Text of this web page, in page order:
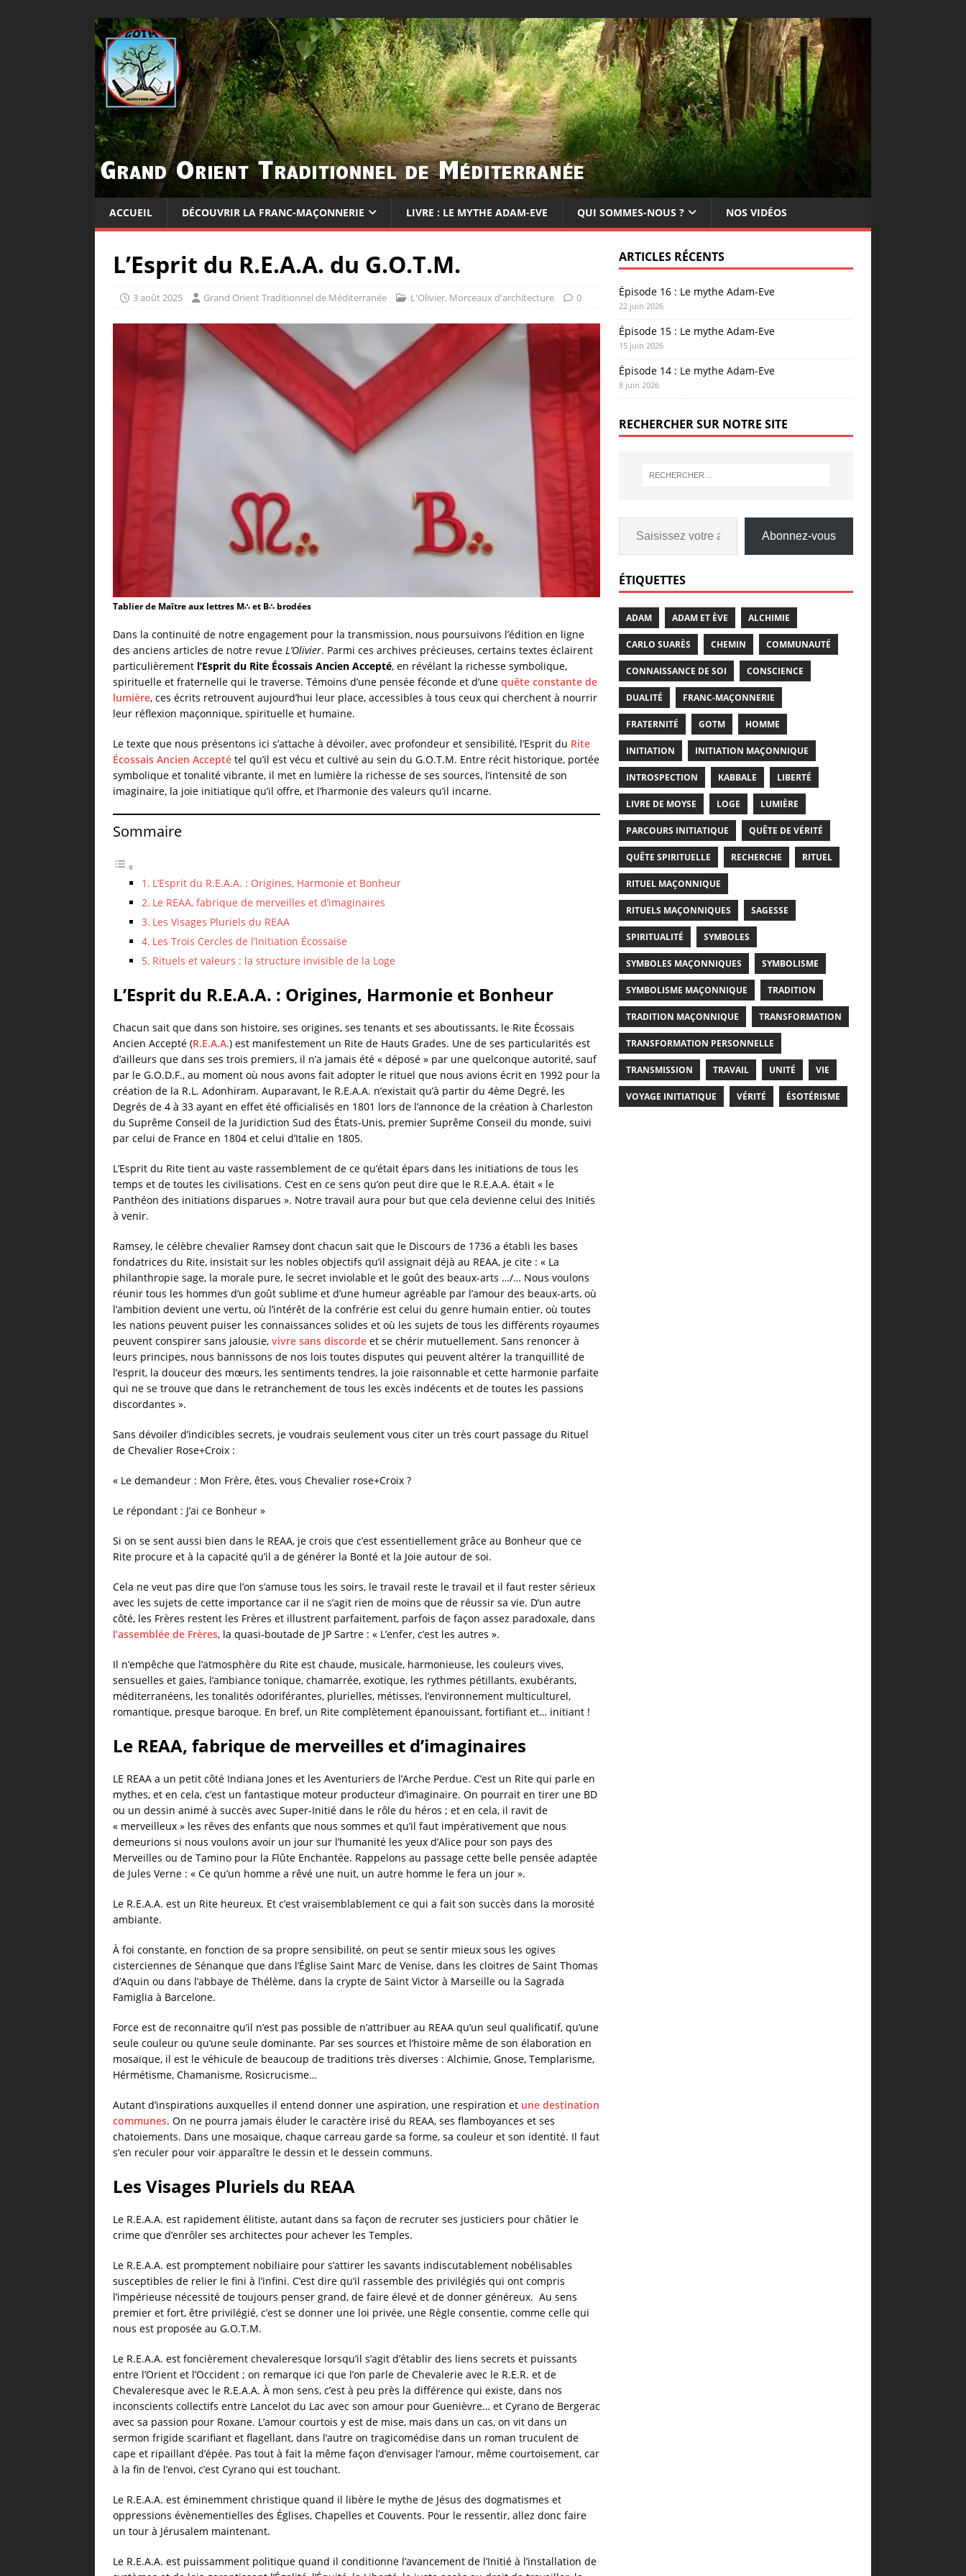
ACCUEIL DÉCOUVRIR LA FRANC-MAÇONNERIE LIVRE : LE MYTHE ADAM-EVE QUI SOMMES-NOUS ? NOS VIDÉOS
L’Esprit du R.E.A.A. du G.O.T.M.
3 août 2025 Grand Orient Traditionnel de Méditerranée L'Olivier, Morceaux d'architecture 0
Tablier de Maître aux lettres M∴ et B∴ brodées
Dans la continuité de notre engagement pour la transmission, nous poursuivons l’édition en ligne
des anciens articles de notre revue L’Olivier. Parmi ces archives précieuses, certains textes éclairent
particulièrement l’Esprit du Rite Écossais Ancien Accepté, en révélant la richesse symbolique,
spirituelle et fraternelle qui le traverse. Témoins d’une pensée féconde et d’une quête constante de
lumière, ces écrits retrouvent aujourd’hui leur place, accessibles à tous ceux qui cherchent à nourrir
leur réflexion maçonnique, spirituelle et humaine.
Le texte que nous présentons ici s’attache à dévoiler, avec profondeur et sensibilité, l’Esprit du Rite
Écossais Ancien Accepté tel qu’il est vécu et cultivé au sein du G.O.T.M. Entre récit historique, portée
symbolique et tonalité vibrante, il met en lumière la richesse de ses sources, l’intensité de son
imaginaire, la joie initiatique qu’il offre, et l’harmonie des valeurs qu’il incarne.
Sommaire
L’Esprit du R.E.A.A. : Origines, Harmonie et Bonheur
Le REAA, fabrique de merveilles et d’imaginaires
Les Visages Pluriels du REAA
Les Trois Cercles de l’Initiation Écossaise
Rituels et valeurs : la structure invisible de la Loge
L’Esprit du R.E.A.A. : Origines, Harmonie et Bonheur
Chacun sait que dans son histoire, ses origines, ses tenants et ses aboutissants, le Rite Écossais
Ancien Accepté (R.E.A.A.) est manifestement un Rite de Hauts Grades. Une de ses particularités est
d’ailleurs que dans ses trois premiers, il n’a jamais été « déposé » par une quelconque autorité, sauf
par le G.O.D.F., au moment où nous avons fait adopter le rituel que nous avions écrit en 1992 pour la
création de la R.L. Adonhiram. Auparavant, le R.E.A.A. n’existait qu’à partir du 4ème Degré, les
Degrés de 4 à 33 ayant en effet été officialisés en 1801 lors de l’annonce de la création à Charleston
du Suprême Conseil de la Juridiction Sud des États-Unis, premier Suprême Conseil du monde, suivi
par celui de France en 1804 et celui d’Italie en 1805.
L’Esprit du Rite tient au vaste rassemblement de ce qu’était épars dans les initiations de tous les
temps et de toutes les civilisations. C’est en ce sens qu’on peut dire que le R.E.A.A. était « le
Panthéon des initiations disparues ». Notre travail aura pour but que cela devienne celui des Initiés
à venir.
Ramsey, le célèbre chevalier Ramsey dont chacun sait que le Discours de 1736 a établi les bases
fondatrices du Rite, insistait sur les nobles objectifs qu’il assignait déjà au REAA, je cite : « La
philanthropie sage, la morale pure, le secret inviolable et le goût des beaux-arts …/… Nous voulons
réunir tous les hommes d’un goût sublime et d’une humeur agréable par l’amour des beaux-arts, où
l’ambition devient une vertu, où l’intérêt de la confrérie est celui du genre humain entier, où toutes
les nations peuvent puiser les connaissances solides et où les sujets de tous les différents royaumes
peuvent conspirer sans jalousie, vivre sans discorde et se chérir mutuellement. Sans renoncer à
leurs principes, nous bannissons de nos lois toutes disputes qui peuvent altérer la tranquillité de
l’esprit, la douceur des mœurs, les sentiments tendres, la joie raisonnable et cette harmonie parfaite
qui ne se trouve que dans le retranchement de tous les excès indécents et de toutes les passions
discordantes ».
Sans dévoiler d’indicibles secrets, je voudrais seulement vous citer un très court passage du Rituel
de Chevalier Rose+Croix :
« Le demandeur : Mon Frère, êtes, vous Chevalier rose+Croix ?
Le répondant : J’ai ce Bonheur »
Si on se sent aussi bien dans le REAA, je crois que c’est essentiellement grâce au Bonheur que ce
Rite procure et à la capacité qu’il a de générer la Bonté et la Joie autour de soi.
Cela ne veut pas dire que l’on s’amuse tous les soirs, le travail reste le travail et il faut rester sérieux
avec les sujets de cette importance car il ne s’agit rien de moins que de réussir sa vie. D’un autre
côté, les Frères restent les Frères et illustrent parfaitement, parfois de façon assez paradoxale, dans
l’assemblée de Frères, la quasi-boutade de JP Sartre : « L’enfer, c’est les autres ».
Il n’empêche que l’atmosphère du Rite est chaude, musicale, harmonieuse, les couleurs vives,
sensuelles et gaies, l’ambiance tonique, chamarrée, exotique, les rythmes pétillants, exubérants,
méditerranéens, les tonalités odoriférantes, plurielles, métisses, l’environnement multiculturel,
romantique, presque baroque. En bref, un Rite complètement épanouissant, fortifiant et… initiant !
Le REAA, fabrique de merveilles et d’imaginaires
LE REAA a un petit côté Indiana Jones et les Aventuriers de l’Arche Perdue. C’est un Rite qui parle en
mythes, et en cela, c’est un fantastique moteur producteur d’imaginaire. On pourrait en tirer une BD
ou un dessin animé à succès avec Super-Initié dans le rôle du héros ; et en cela, il ravit de
« merveilleux » les rêves des enfants que nous sommes et qu’il faut impérativement que nous
demeurions si nous voulons avoir un jour sur l’humanité les yeux d’Alice pour son pays des
Merveilles ou de Tamino pour la Flûte Enchantée. Rappelons au passage cette belle pensée adaptée
de Jules Verne : « Ce qu’un homme a rêvé une nuit, un autre homme le fera un jour ».
Le R.E.A.A. est un Rite heureux. Et c’est vraisemblablement ce qui a fait son succès dans la morosité
ambiante.
À foi constante, en fonction de sa propre sensibilité, on peut se sentir mieux sous les ogives
cisterciennes de Sénanque que dans l’Église Saint Marc de Venise, dans les cloitres de Saint Thomas
d’Aquin ou dans l’abbaye de Thélème, dans la crypte de Saint Victor à Marseille ou la Sagrada
Famiglia à Barcelone.
Force est de reconnaitre qu’il n’est pas possible de n’attribuer au REAA qu’un seul qualificatif, qu’une
seule couleur ou qu’une seule dominante. Par ses sources et l’histoire même de son élaboration en
mosaïque, il est le véhicule de beaucoup de traditions très diverses : Alchimie, Gnose, Templarisme,
Hérmétisme, Chamanisme, Rosicrucisme…
Autant d’inspirations auxquelles il entend donner une aspiration, une respiration et une destination
communes. On ne pourra jamais éluder le caractère irisé du REAA, ses flamboyances et ses
chatoiements. Dans une mosaïque, chaque carreau garde sa forme, sa couleur et son identité. Il faut
s’en reculer pour voir apparaître le dessin et le dessein communs.
Les Visages Pluriels du REAA
Le R.E.A.A. est rapidement élitiste, autant dans sa façon de recruter ses justiciers pour châtier le
crime que d’enrôler ses architectes pour achever les Temples.
Le R.E.A.A. est promptement nobiliaire pour s’attirer les savants indiscutablement nobélisables
susceptibles de relier le fini à l’infini. C’est dire qu’il rassemble des privilégiés qui ont compris
l’impérieuse nécessité de toujours penser grand, de faire élevé et de donner généreux. Au sens
premier et fort, être privilégié, c’est se donner une loi privée, une Règle consentie, comme celle qui
nous est proposée au G.O.T.M.
Le R.E.A.A. est foncièrement chevaleresque lorsqu’il s’agit d’établir des liens secrets et puissants
entre l’Orient et l’Occident ; on remarque ici que l’on parle de Chevalerie avec le R.E.R. et de
Chevaleresque avec le R.E.A.A. À mon sens, c’est à peu près la différence qui existe, dans nos
inconscients collectifs entre Lancelot du Lac avec son amour pour Guenièvre… et Cyrano de Bergerac
avec sa passion pour Roxane. L’amour courtois y est de mise, mais dans un cas, on vit dans un
sermon frigide scarifiant et flagellant, dans l’autre on tragicomédise dans un roman truculent de
cape et ripaillant d’épée. Pas tout à fait la même façon d’envisager l’amour, même courtoisement, car
à la fin de l’envoi, c’est Cyrano qui est touchant.
Le R.E.A.A. est éminemment christique quand il libère le mythe de Jésus des dogmatismes et
oppressions évènementielles des Églises, Chapelles et Couvents. Pour le ressentir, allez donc faire
un tour à Jérusalem maintenant.
Le R.E.A.A. est puissamment politique quand il conditionne l’avancement de l’Initié à l’installation de
ARTICLES RÉCENTS
Épisode 16 : Le mythe Adam-Eve
22 juin 2026
Épisode 15 : Le mythe Adam-Eve
15 juin 2026
Épisode 14 : Le mythe Adam-Eve
8 juin 2026
RECHERCHER SUR NOTRE SITE
Abonnez-vous
ÉTIQUETTES
ADAM ADAM ET ÈVE ALCHIMIE
CARLO SUARÈS CHEMIN COMMUNAUTÉ
CONNAISSANCE DE SOI CONSCIENCE
DUALITÉ FRANC-MAÇONNERIE
FRATERNITÉ GOTM HOMME
INITIATION INITIATION MAÇONNIQUE
INTROSPECTION KABBALE LIBERTÉ
LIVRE DE MOYSE LOGE LUMIÈRE
PARCOURS INITIATIQUE QUÊTE DE VÉRITÉ
QUÊTE SPIRITUELLE RECHERCHE RITUEL
RITUEL MAÇONNIQUE
RITUELS MAÇONNIQUES SAGESSE
SPIRITUALITÉ SYMBOLES
SYMBOLES MAÇONNIQUES SYMBOLISME
SYMBOLISME MAÇONNIQUE TRADITION
TRADITION MAÇONNIQUE TRANSFORMATION
TRANSFORMATION PERSONNELLE
TRANSMISSION TRAVAIL UNITÉ VIE
VOYAGE INITIATIQUE VÉRITÉ ÉSOTÉRISME